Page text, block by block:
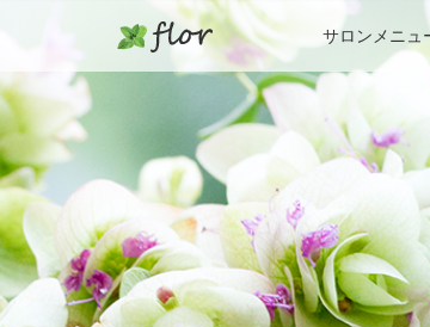
サロンメニュ